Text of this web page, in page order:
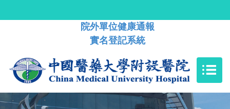
院外單位健康通報
實名登記系統